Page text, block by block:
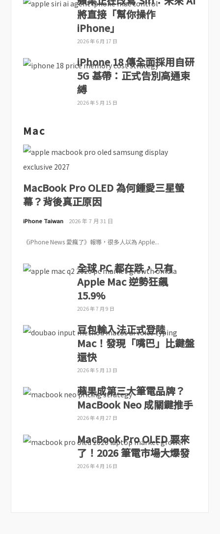
將直接「幫你操作
iPhone」
2026 年 6 月 17 日
iPhone 18 傳全面採用自研
5G 基帶：正式告別高通束
縛
2026 年 5 月 15 日
Mac
MacBook Pro OLED 為何鍾愛三星螢
幕？背後真正原因
iPhone Taiwan 2026 年 7 月 31 日
《iPhone News 愛瘋了》報導，很多人以為 Apple...
全球 PC 都在跌，只有
Apple Mac 逆勢狂飆
15.9%
2026 年 7 月 9 日
豆包輸入法正式登陸
Mac！發現「嘴巴」比鍵盤
還快
2026 年 5 月 13 日
蘋果成第三大筆電品牌？
MacBook Neo 成關鍵推手
2026 年 4 月 27 日
MacBook Pro OLED 要來
了！2026 筆電市場大爆發
2026 年 4 月 16 日